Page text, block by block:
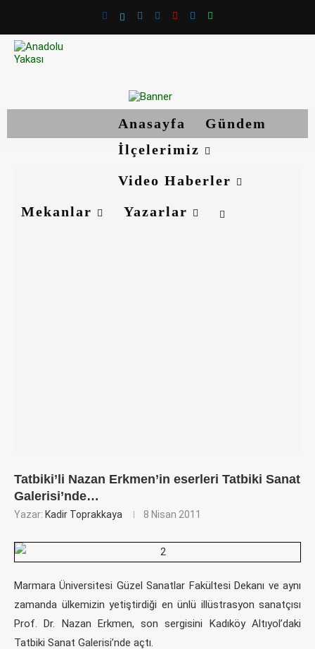
Anasayfa
Gündem
İlçelerimiz
Video Haberler
Mekanlar
Yazarlar
Tatbiki’li Nazan Erkmen’in eserleri Tatbiki Sanat
Galerisi’nde…
Yazar: Kadir Toprakkaya 8 Nisan 2011
Marmara Üniversitesi Güzel Sanatlar Fakültesi Dekanı ve aynı
zamanda ülkemizin yetiştirdiği en ünlü illüstrasyon sanatçısı
Prof. Dr. Nazan Erkmen, son sergisini Kadıköy Altıyol’daki
Tatbiki Sanat Galerisi’nde açtı.